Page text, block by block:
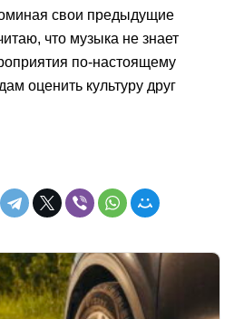
свои предыдущие
что музыка не знает
по-настоящему
оценить культуру друг